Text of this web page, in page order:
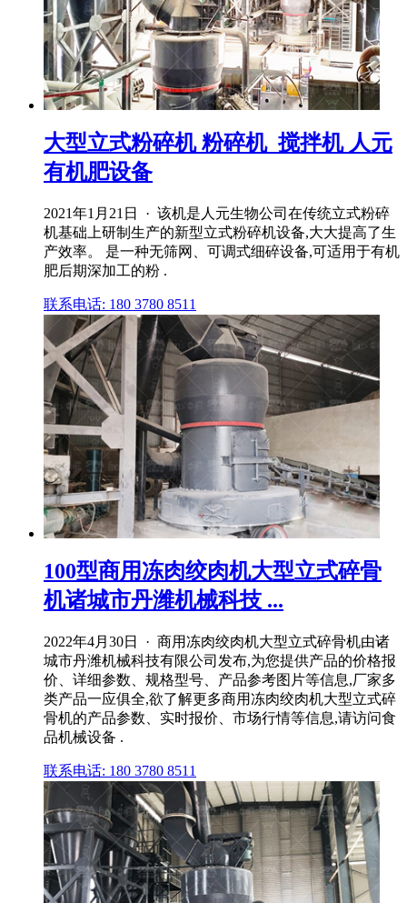
大型立式粉碎机 粉碎机_搅拌机 人元
有机肥设备
2021年1月21日 · 该机是人元生物公司在传统立式粉碎
机基础上研制生产的新型立式粉碎机设备,大大提高了生
产效率。 是一种无筛网、可调式细碎设备,可适用于有机
肥后期深加工的粉 .
联系电话: 180 3780 8511
100型商用冻肉绞肉机大型立式碎骨
机诸城市丹潍机械科技 ...
2022年4月30日 · 商用冻肉绞肉机大型立式碎骨机由诸
城市丹潍机械科技有限公司发布,为您提供产品的价格报
价、详细参数、规格型号、产品参考图片等信息,厂家多
类产品一应俱全,欲了解更多商用冻肉绞肉机大型立式碎
骨机的产品参数、实时报价、市场行情等信息,请访问食
品机械设备 .
联系电话: 180 3780 8511